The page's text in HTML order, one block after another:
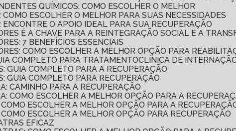
QUÍMICOS: COMO ESCOLHER O MELHOR
COMO ESCOLHER O MELHOR PARA SUAS NECESSIDADES
ENCONTRE O APOIO IDEAL PARA SUA RECUPERAÇÃO
É A CHAVE PARA A REINTEGRAÇÃO SOCIAL E A
7 BENEFÍCIOS ESSENCIAIS
COMO ESCOLHER A MELHOR OPÇÃO PARA
COMPLETO PARA TRATAMENTO
CLÍNICA DE
GUIA COMPLETO PARA A RECUPERAÇÃO
GUIA COMPLETO PARA RECUPERAÇÃO
CAMINHO PARA A RECUPERAÇÃO
COMO ESCOLHER A MELHOR OPÇÃO PARA A
ESCOLHER A MELHOR OPÇÃO PARA A
ESCOLHER A MELHOR OPÇÃO PARA RECUPERAÇÃO
EFICAZ